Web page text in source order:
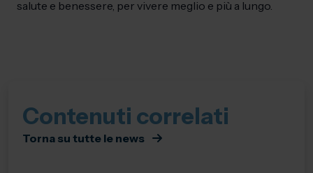
salute e benessere, per vivere meglio e più a lungo.
Contenuti correlati
Torna su tutte le news